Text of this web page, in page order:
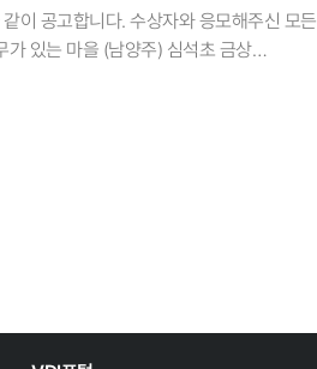
항) 지난 3년간 대중교통 접근성은 2.4분,
통은 3.3분, 승용차는 0.6분 개선됐지만,
만, 양 수단의 권역 간 격차는 존재하며
사무국 (02-724-7822) 국토연구원
토연구원 2층 강당 (세종특별자치시
- 문의 : 국토연구원 기획경영본부
이 공고합니다. 수상자와 응모해주신 모든
릉초 은상 국토연구원장상 3 박○빈